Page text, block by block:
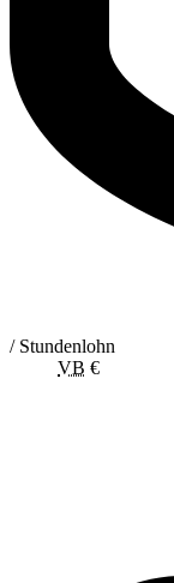
/ Stundenlohn
VB €